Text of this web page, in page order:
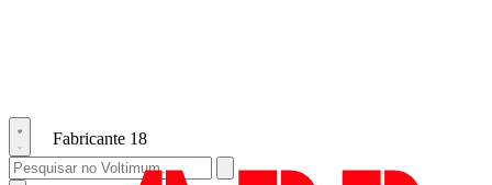
Fabricante 18